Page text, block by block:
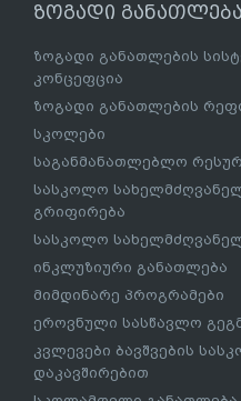
ზოგადი განათლება
ზოგადი განათლების
კონცეფცია
ზოგადი განათლების
სკოლები
საგანმანათლებლო
სასკოლო
გრიფირება
სასკოლო
ინკლუზიური განათლება
მიმდინარე პროგრამები
ეროვნული სასწავლო
კვლევები ბავშვების
დაკავშირებით